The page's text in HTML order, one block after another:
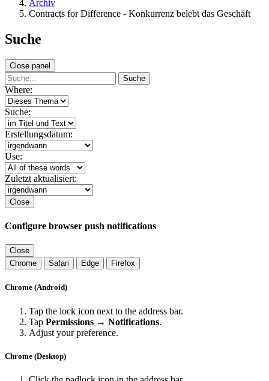
Archiv
Contracts for Difference - Konkurrenz belebt das Geschäft
Suche
Close panel
Suche
Where:
Suche:
Erstellungsdatum:
Use:
Zuletzt aktualisiert:
Close
Configure browser push notifications
Close
Chrome
Safari Edge Firefox
Chrome (Android)
Tap the lock icon next to the address bar.
Tap Permissions → Notifications.
Adjust your preference.
Chrome (Desktop)